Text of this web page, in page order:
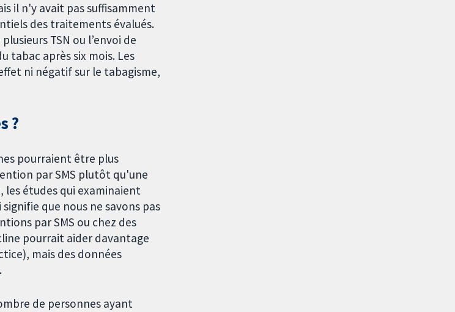
il n'y avait pas suffisamment
des traitements évalués.
TSN ou l’envoi de
tabac après six mois. Les
ni négatif sur le tabagisme,
?
pourraient être plus
par SMS plutôt qu'une
les études qui examinaient
que nous ne savons pas
par SMS ou chez des
pourrait aider davantage
mais des données
de personnes ayant